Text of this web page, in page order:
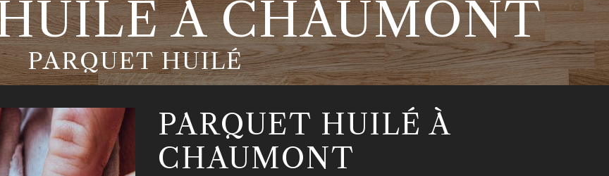
À CHAUMONT
PARQUET HUILÉ
PARQUET HUILÉ À
CHAUMONT